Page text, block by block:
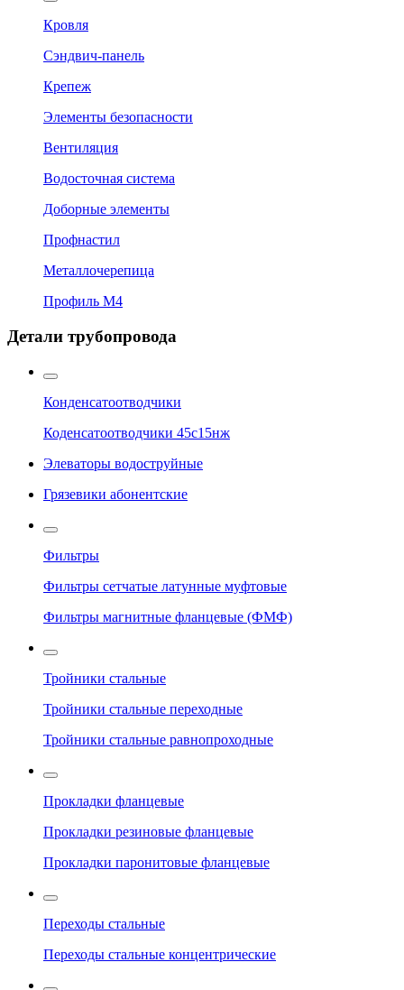
Кровля
Сэндвич-панель
Крепеж
Элементы безопасности
Вентиляция
Водосточная система
Доборные элементы
Профнастил
Металлочерепица
Профиль М4
Детали трубопровода
Конденсатоотводчики
Коденсатоотводчики 45с15нж
Элеваторы водоструйные
Грязевики абонентские
Фильтры
Фильтры сетчатые латунные муфтовые
Фильтры магнитные фланцевые (ФМФ)
Тройники стальные
Тройники стальные переходные
Тройники стальные равнопроходные
Прокладки фланцевые
Прокладки резиновые фланцевые
Прокладки паронитовые фланцевые
Переходы стальные
Переходы стальные концентрические